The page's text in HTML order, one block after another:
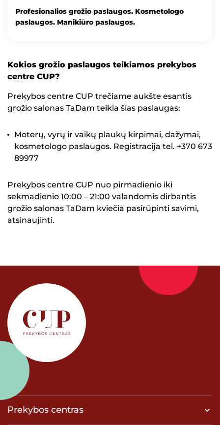
Profesionalios grožio paslaugos. Kosmetologo
paslaugos. Manikiūro paslaugos.
Kokios grožio paslaugos teikiamos prekybos
centre CUP?
Prekybos centre CUP trečiame aukšte esantis
grožio salonas TaDam teikia šias paslaugas:
Moterų, vyrų ir vaikų plaukų kirpimai, dažymai,
kosmetologo paslaugos. Registracija tel. +370 673
89977
Prekybos centre CUP nuo pirmadienio iki
sekmadienio 10:00 – 21:00 valandomis dirbantis
grožio salonas TaDam kviečia pasirūpinti savimi,
atsinaujinti.
Prekybos centras